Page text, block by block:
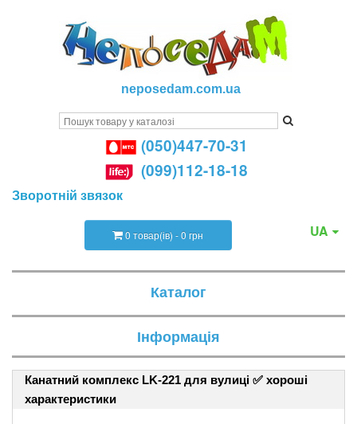
neposedam.com.ua
(050)447-70-31
(099)112-18-18
Зворотній звязок
UA
0 товар(ів) - 0 грн
Каталог
Інформація
Канатний комплекс LK-221 для вулиці ✅ хороші
характеристики